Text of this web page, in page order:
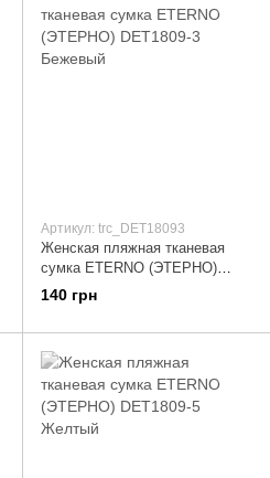
Артикул: trc_DET18093
Женская пляжная тканевая
сумка ETERNO (ЭТЕРНО)
DET1809-3 Бежевый
140 грн